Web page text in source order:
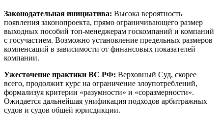
Законодательная инициатива: Высока вероятность
появления законопроекта, прямо ограничивающего размер
выходных пособий топ-менеджерам госкомпаний и компаний
с госучастием. Возможно установление предельных размеров
компенсаций в зависимости от финансовых показателей
компании.
Ужесточение практики ВС РФ: Верховный Суд, скорее
всего, продолжит курс на ограничение злоупотреблений,
формализуя критерии «разумности» и «соразмерности».
Ожидается дальнейшая унификация подходов арбитражных
судов и судов общей юрисдикции.